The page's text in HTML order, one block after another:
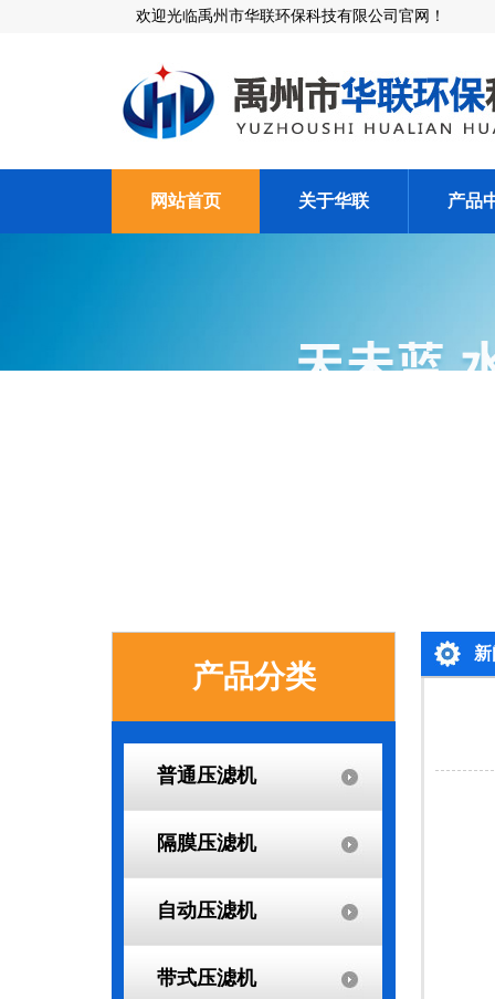
欢迎光临禹州市华联环保科技有限公司官网！
网站首页 关于华联 产品
产品分类
普通压滤机
隔膜压滤机
自动压滤机
带式压滤机